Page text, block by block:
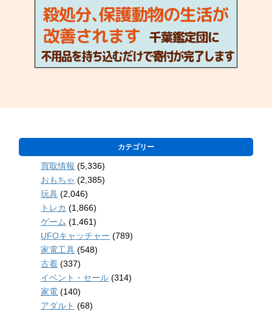
カテゴリー
買取情報 (5,336)
おもちゃ (2,385)
玩具 (2,046)
トレカ (1,866)
ゲーム (1,461)
UFOキャッチャー (789)
家電工具 (548)
古着 (337)
イベント・セール (314)
家電 (140)
アダルト (68)